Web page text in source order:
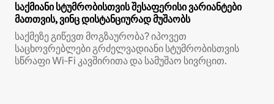
საქმიანი სტუმრობისთვის შესაფერისი ვარიანტები
მათთვის, ვინც დისტანციურად მუშაობს
საქმეზე გიწევთ მოგზაურობა? იპოვეთ
საცხოვრებლები გრძელვადიანი სტუმრობისთვის
სწრაფი Wi‑Fi კავშირითა და სამუშაო სივრცით.